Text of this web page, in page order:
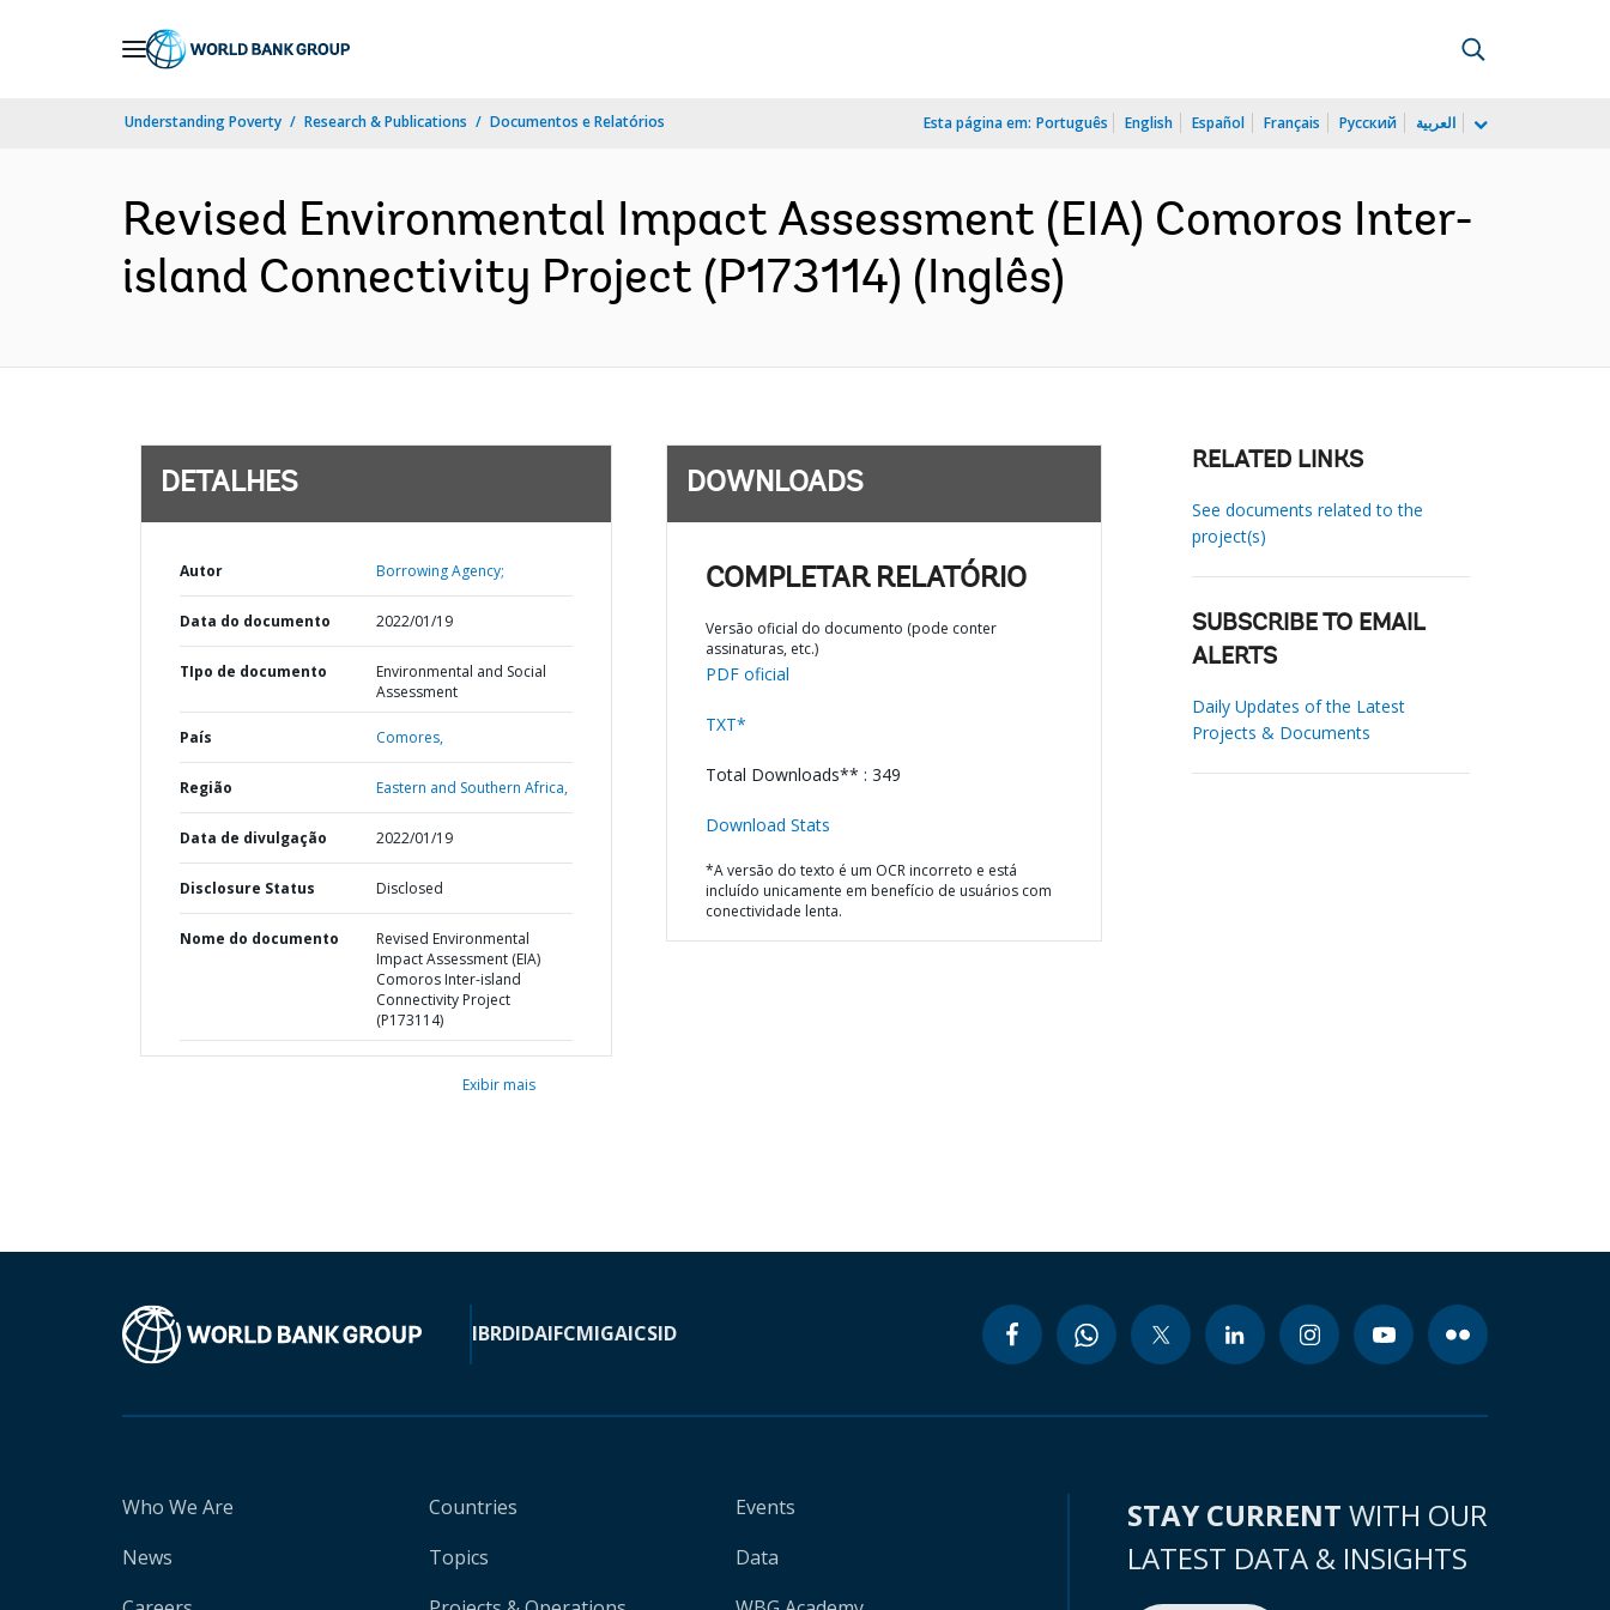
Understanding Poverty Research & Publications Documentos e Relatórios Esta página em: Português English Español Français Русский العربية
Revised Environmental Impact Assessment (EIA) Comoros Inter-
island Connectivity Project (P173114) (Inglês)
DETALHES
Autor Borrowing Agency;
Data do documento 2022/01/19
TIpo de documento
Environmental and Social
Assessment
País Comores,
Região Eastern and Southern Africa,
Data de divulgação 2022/01/19
Disclosure Status Disclosed
Nome do documento
Revised Environmental
Impact Assessment (EIA)
Comoros Inter-island
Connectivity Project
(P173114)
Exibir mais
DOWNLOADS
COMPLETAR RELATÓRIO
Versão oficial do documento (pode conter
assinaturas, etc.)
PDF oficial
TXT*
Total Downloads** : 349
Download Stats
*A versão do texto é um OCR incorreto e está
incluído unicamente em benefício de usuários com
conectividade lenta.
RELATED LINKS
See documents related to the
project(s)
SUBSCRIBE TO EMAIL
ALERTS
Daily Updates of the Latest
Projects & Documents
IBRDIDAIFCMIGAICSID
Who We Are
News
Countries
Topics
Events
Data
STAY CURRENT WITH OUR
LATEST DATA & INSIGHTS